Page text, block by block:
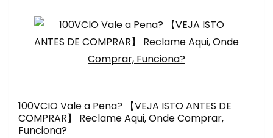
100VCIO Vale a Pena? 【VEJA ISTO ANTES DE
COMPRAR】 Reclame Aqui, Onde Comprar,
Funciona?